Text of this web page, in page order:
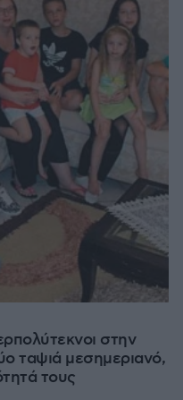
στην
ταψιά μεσημεριανό,
τους